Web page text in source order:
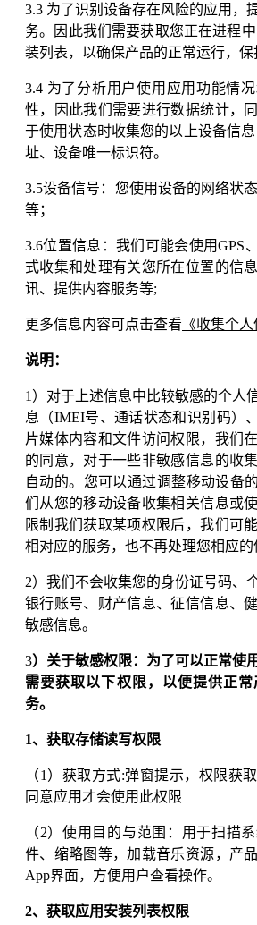
3.3 为了识别设备存在风险的应用，
务。因此我们需要获取您正在进程
装列表，以确保产品的正常运行，保
3.4 为了分析用户使用应用功能情
性，因此我们需要进行数据统计，
于使用状态时收集您的以上设备信
址、设备唯一标识符。
3.5设备信号：您使用设备的网络状
等；
3.6位置信息：我们可能会使用GPS
式收集和处理有关您所在位置的信
讯、提供内容服务等;
更多信息内容可点击查看 《收集个
说明：
1）对于上述信息中比较敏感的个人
息（IMEI号、通话状态和识别码）
片媒体内容和文件访问权限，我们
的同意，对于一些非敏感信息的收
自动的。您可以通过调整移动设备
们从您的移动设备收集相关信息或
限制我们获取某项权限后，我们可
相对应的服务，也不再处理您相应的
2）我们不会收集您的身份证号码、
银行账号、财产信息、征信信息、
敏感信息。
3）关于敏感权限：为了可以正常使
需要获取以下权限，以便提供正
务。
1、获取存储读写权限
（1）获取方式:弹窗提示，权限获
同意应用才会使用此权限
（2）使用目的与范围：用于扫描
件、缩略图等，加载音乐资源，产
App界面，方便用户查看操作。
2、获取应用安装列表权限